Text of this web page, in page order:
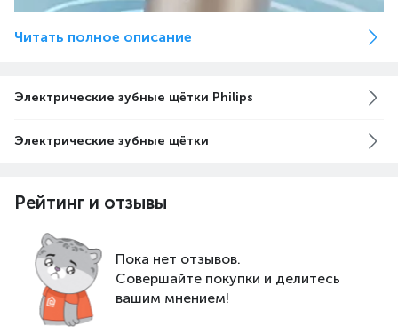
заботится
Во время чистки зубов технология SenseIQ отслеживает
уровень давления, движения, охват и другие показатели
до 100 раз в секунду, после чего адаптирует скорость
насадки, если вы надавливаете слишком сильно. Умная
технология SenseIQ обеспечивает стабильную чистку в
Читать полное описание
Электрические зубные щётки Philips
Электрические зубные щётки
Рейтинг и отзывы
Пока нет отзывов.
Совершайте покупки и делитесь
вашим мнением!